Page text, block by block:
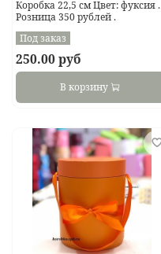
Коробка 22,5 см Цвет: фуксия .
Розница 350 рублей .
Под заказ
250.00 руб
В корзину